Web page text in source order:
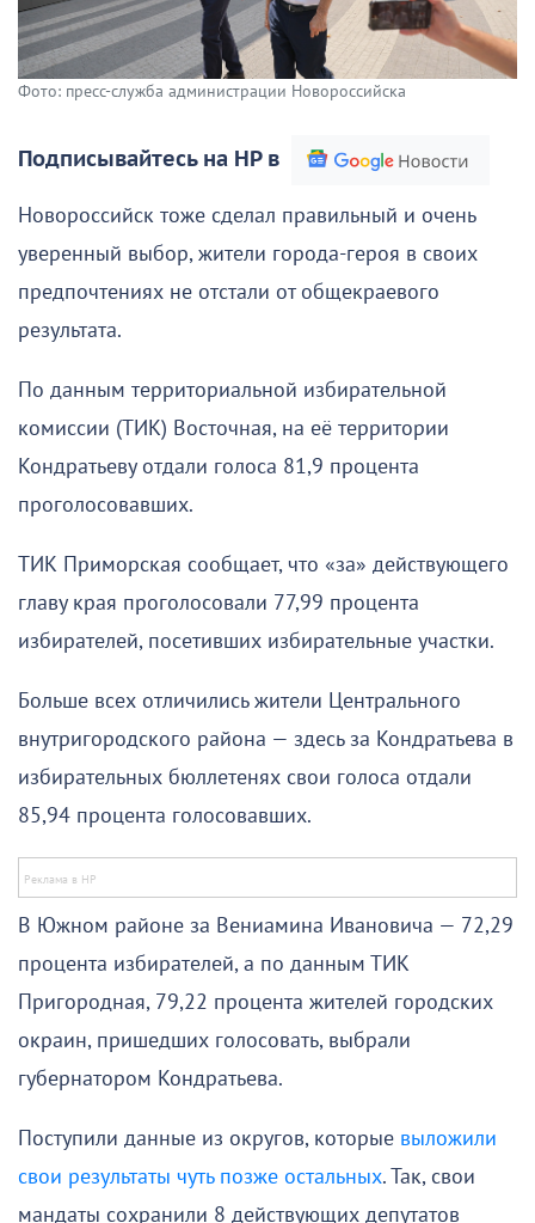
Фото: пресс-служба администрации Новороссийска
Подписывайтесь на НР в
Новороссийск тоже сделал правильный и очень
уверенный выбор, жители города-героя в своих
предпочтениях не отстали от общекраевого
результата.
По данным территориальной избирательной
комиссии (ТИК) Восточная, на её территории
Кондратьеву отдали голоса 81,9 процента
проголосовавших.
ТИК Приморская сообщает, что «за» действующего
главу края проголосовали 77,99 процента
избирателей, посетивших избирательные участки.
Больше всех отличились жители Центрального
внутригородского района — здесь за Кондратьева в
избирательных бюллетенях свои голоса отдали
85,94 процента голосовавших.
В Южном районе за Вениамина Ивановича — 72,29
процента избирателей, а по данным ТИК
Пригородная, 79,22 процента жителей городских
окраин, пришедших голосовать, выбрали
губернатором Кондратьева.
Поступили данные из округов, которые выложили
свои результаты чуть позже остальных. Так, свои
мандаты сохранили 8 действующих депутатов